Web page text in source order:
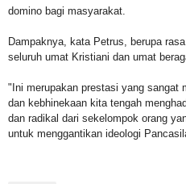
domino bagi masyarakat.
Dampaknya, kata Petrus, berupa
seluruh umat Kristiani dan umat
"Ini merupakan prestasi yang sangat
dan kebhinekaan kita tengah
dan radikal dari sekelompok orang
untuk menggantikan ideologi